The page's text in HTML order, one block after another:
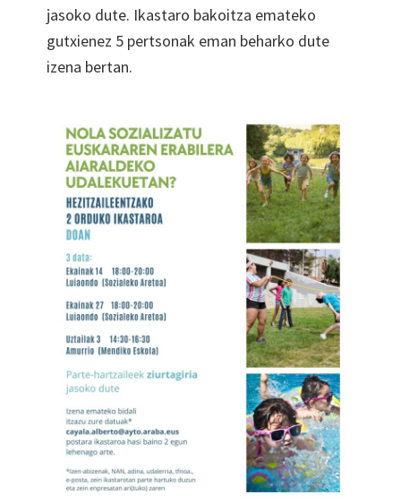
jasoko dute. Ikastaro bakoitza emateko
gutxienez 5 pertsonak eman beharko dute
izena bertan.